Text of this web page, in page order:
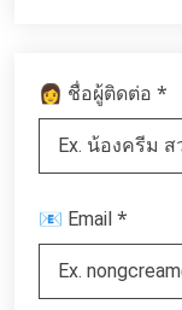
👩 ชื่อผู้ติดต่อ *
📧 Email *